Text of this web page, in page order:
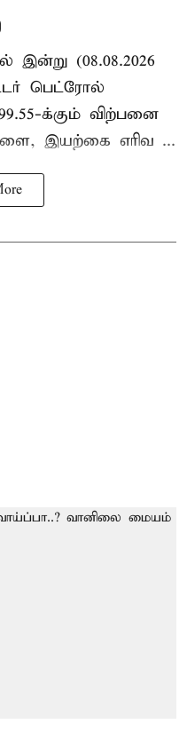
(08.08.2026
பெட்ரோல்
க்கும் விற்பனை
இயற்கை எரிவ ...